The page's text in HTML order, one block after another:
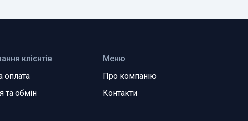
клієнтів
оплата
та обмін
Меню
Про компанію
Контакти